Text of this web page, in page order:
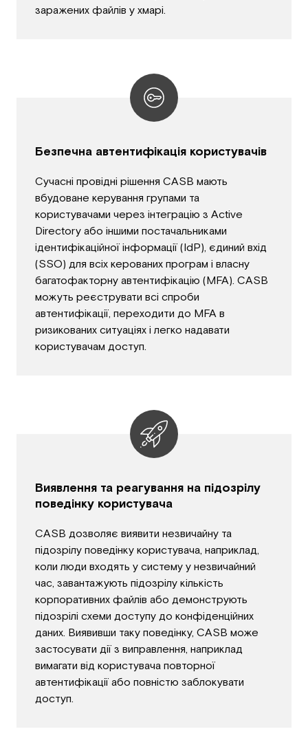
заражених файлів у хмарі.
Безпечна автентифікація користувачів
Сучасні провідні рішення CASB мають
вбудоване керування групами та
користувачами через інтеграцію з Active
Directory або іншими постачальниками
ідентифікаційної інформації (IdP), єдиний вхід
(SSO) для всіх керованих програм і власну
багатофакторну автентифікацію (MFA). CASB
можуть реєструвати всі спроби
автентифікації, переходити до MFA в
ризикованих ситуаціях і легко надавати
користувачам доступ.
Виявлення та реагування на підозрілу
поведінку користувача
CASB дозволяє виявити незвичайну та
підозрілу поведінку користувача, наприклад,
коли люди входять у систему у незвичайний
час, завантажують підозрілу кількість
корпоративних файлів або демонструють
підозрілі схеми доступу до конфіденційних
даних. Виявивши таку поведінку, CASB може
застосувати дії з виправлення, наприклад
вимагати від користувача повторної
автентифікації або повністю заблокувати
доступ.